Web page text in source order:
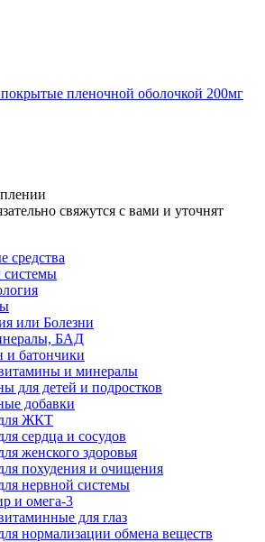
пленочной оболочкой 200мг
свяжутся с вами и уточнят
средства
или Болезни
БАД
и батончики
и минералы
для детей и подростков
добавки
ЖКТ
сердца и сосудов
женского здоровья
похудения и очищения
нервной системы
и омега-3
для глаз
нормализации обмена веществ